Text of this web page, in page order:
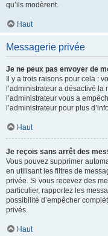
qu’ils modèrent.
Haut
Messagerie privée
Je ne peux pas envoyer de
Il y a trois raisons pour cela :
l’administrateur a désactivé
l’administrateur vous a
l’administrateur pour plus
Haut
Je reçois sans arrêt des
Vous pouvez supprimer
en utilisant les filtres de
privée. Si vous recevez des
particulier, rapportez les
possibilité d’empêcher
privés.
Haut